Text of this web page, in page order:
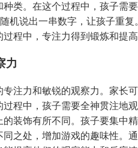
类。在这个过程中，孩子需
机说出一串数字，让孩子重
程中，专注力得到锻炼和提
力
注力和敏锐的观察力。家长
程中，孩子需要全神贯注地
装饰有所不同。孩子要集中
之处，增加游戏的趣味性。